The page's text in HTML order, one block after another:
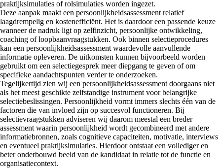
praktijksimulaties of rolsimulaties worden ingezet.
Deze aanpak maakt een persoonlijkheidsassessment relatief
laagdrempelig en kostenefficiënt. Het is daardoor een passende keuze
wanneer de nadruk ligt op zelfinzicht, persoonlijke ontwikkeling,
coaching of loopbaanvraagstukken. Ook binnen selectieprocedures
kan een persoonlijkheidsassessment waardevolle aanvullende
informatie opleveren. De uitkomsten kunnen bijvoorbeeld worden
gebruikt om een selectiegesprek meer diepgang te geven of om
specifieke aandachtspunten verder te onderzoeken.
Tegelijkertijd zien wij een persoonlijkheidsassessment doorgaans niet
als het meest geschikte zelfstandige instrument voor belangrijke
selectiebeslissingen. Persoonlijkheid vormt immers slechts één van de
factoren die van invloed zijn op succesvol functioneren. Bij
selectievraagstukken adviseren wij daarom meestal een breder
assessment waarin persoonlijkheid wordt gecombineerd met andere
informatiebronnen, zoals cognitieve capaciteiten, motivatie, interviews
en eventueel praktijksimulaties. Hierdoor ontstaat een vollediger en
beter onderbouwd beeld van de kandidaat in relatie tot de functie en
organisatiecontext.